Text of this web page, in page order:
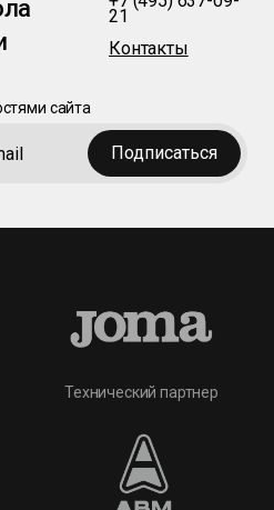
21
Контакты
сайта
Подписаться
Технический партнер